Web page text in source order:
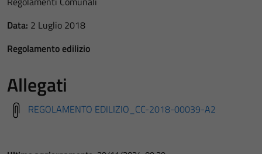
Data: 2 Luglio 2018
Regolamento edilizio
Allegati
REGOLAMENTO EDILIZIO_CC-2018-00039-A2